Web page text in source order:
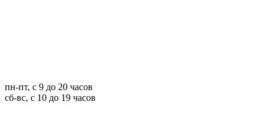
пн-пт, с 9 до 20 часов
сб-вс, с 10 до 19 часов